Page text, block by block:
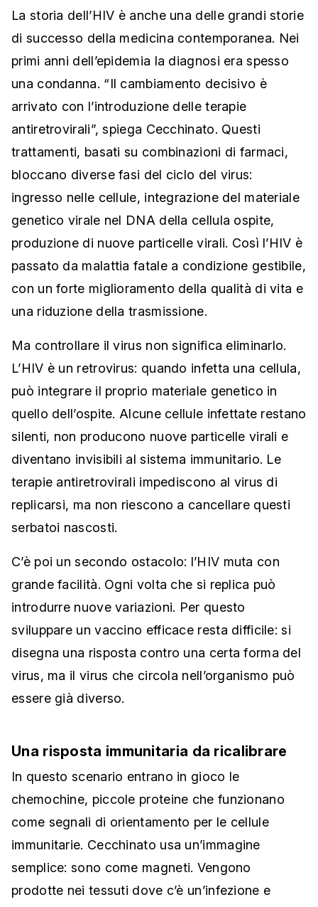
La storia dell’HIV è anche una delle grandi storie
di successo della medicina contemporanea. Nei
primi anni dell’epidemia la diagnosi era spesso
una condanna. “Il cambiamento decisivo è
arrivato con l’introduzione delle terapie
antiretrovirali”, spiega Cecchinato. Questi
trattamenti, basati su combinazioni di farmaci,
bloccano diverse fasi del ciclo del virus:
ingresso nelle cellule, integrazione del materiale
genetico virale nel DNA della cellula ospite,
produzione di nuove particelle virali. Così l’HIV è
passato da malattia fatale a condizione gestibile,
con un forte miglioramento della qualità di vita e
una riduzione della trasmissione.
Ma controllare il virus non significa eliminarlo.
L’HIV è un retrovirus: quando infetta una cellula,
può integrare il proprio materiale genetico in
quello dell’ospite. Alcune cellule infettate restano
silenti, non producono nuove particelle virali e
diventano invisibili al sistema immunitario. Le
terapie antiretrovirali impediscono al virus di
replicarsi, ma non riescono a cancellare questi
serbatoi nascosti.
C’è poi un secondo ostacolo: l’HIV muta con
grande facilità. Ogni volta che si replica può
introdurre nuove variazioni. Per questo
sviluppare un vaccino efficace resta difficile: si
disegna una risposta contro una certa forma del
virus, ma il virus che circola nell’organismo può
essere già diverso.
Una risposta immunitaria da ricalibrare
In questo scenario entrano in gioco le
chemochine, piccole proteine che funzionano
come segnali di orientamento per le cellule
immunitarie. Cecchinato usa un’immagine
semplice: sono come magneti. Vengono
prodotte nei tessuti dove c’è un’infezione e